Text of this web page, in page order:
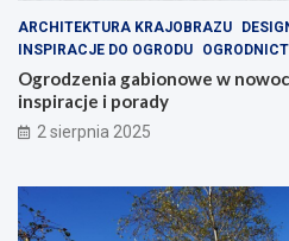
ARCHITEKTURA KRAJOBRAZU
INSPIRACJE DO OGRODU
Ogrodzenia gabionowe w
inspiracje i porady
2 sierpnia 2025